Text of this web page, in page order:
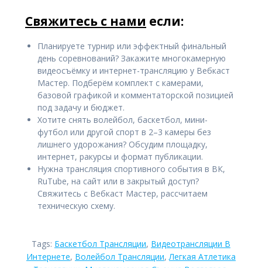
Свяжитесь с нами если:
Планируете турнир или эффектный финальный
день соревнований? Закажите многокамерную
видеосъёмку и интернет-трансляцию у Вебкаст
Мастер. Подберём комплект с камерами,
базовой графикой и комментаторской позицией
под задачу и бюджет.
Хотите снять волейбол, баскетбол, мини-
футбол или другой спорт в 2–3 камеры без
лишнего удорожания? Обсудим площадку,
интернет, ракурсы и формат публикации.
Нужна трансляция спортивного события в ВК,
RuTube, на сайт или в закрытый доступ?
Свяжитесь с Вебкаст Мастер, рассчитаем
техническую схему.
Tags: Баскетбол Трансляции, Видеотрансляции В
Интернете, Волейбол Трансляции,Легкая Атлетика